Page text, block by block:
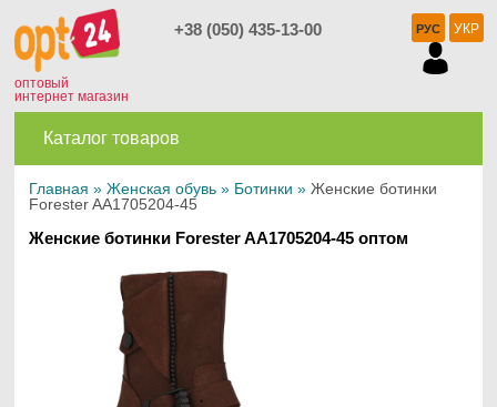
оптовый
интернет магазин
+38 (050) 435-13-00 РУС УКР
Каталог товаров
Главная » Женская обувь » Ботинки » Женские ботинки
Forester AA1705204-45
Женские ботинки Forester AA1705204-45 оптом